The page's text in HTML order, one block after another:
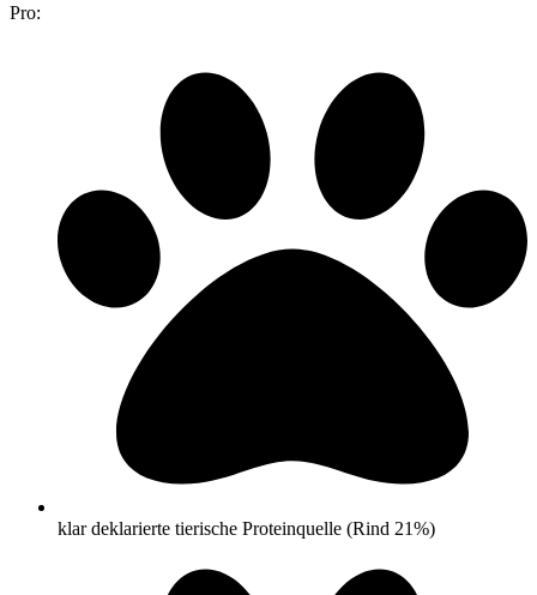
Pro:
klar deklarierte tierische Proteinquelle (Rind 21%)